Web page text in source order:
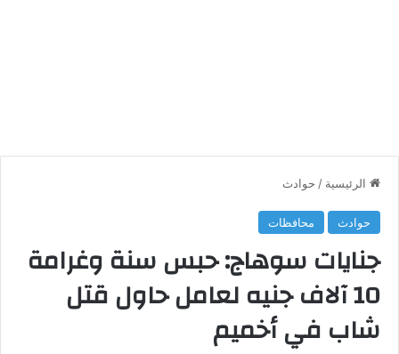
الرئيسية / حوادث
حوادث محافظات
جنايات سوهاج: حبس سنة وغرامة
10 آلاف جنيه لعامل حاول قتل
شاب في أخميم